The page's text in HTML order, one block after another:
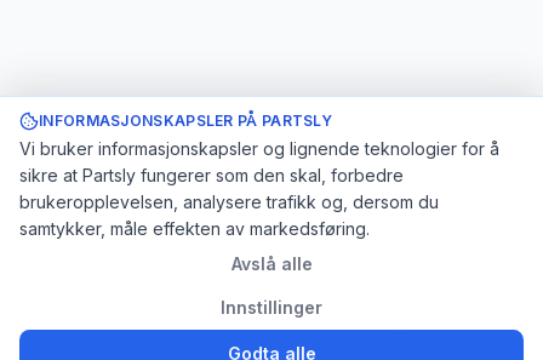
INFORMASJONSKAPSLER PÅ PARTSLY
Vi bruker informasjonskapsler og lignende teknologier for å
sikre at Partsly fungerer som den skal, forbedre
brukeropplevelsen, analysere trafikk og, dersom du
samtykker, måle effekten av markedsføring.
Avslå alle
Innstillinger
Godta alle